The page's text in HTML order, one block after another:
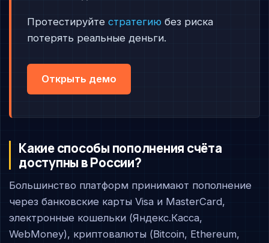
Протестируйтестратегию без риска
потерять реальные деньги.
Открыть демо
Какие способы пополнения счёта
доступны в России?
Большинство платформ принимают пополнение
через банковские карты Visa и MasterCard,
электронные кошельки (Яндекс.Касса,
WebMoney), криптовалюты (Bitcoin, Ethereum,